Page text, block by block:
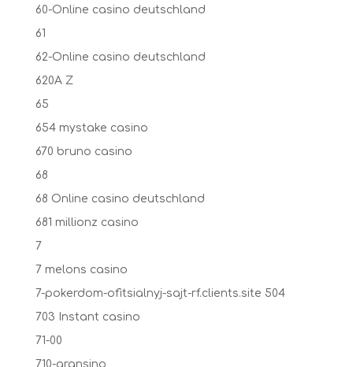
60-Online casino deutschland
61
62-Online casino deutschland
620A Z
65
654 mystake casino
670 bruno casino
68
68 Online casino deutschland
681 millionz casino
7
7 melons casino
7-pokerdom-ofitsialnyj-sajt-rf.clients.site 504
703 Instant casino
71-00
710-gransino